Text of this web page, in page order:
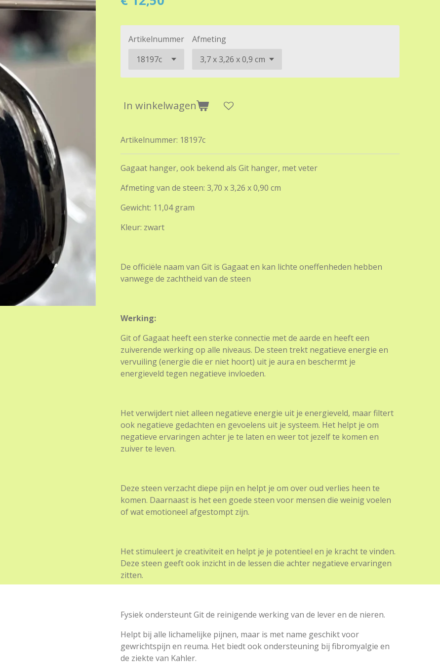
Artikelnummer Afmeting
In winkelwagen
Artikelnummer: 18197c
Gagaat hanger, ook bekend als Git hanger, met veter
Afmeting van de steen: 3,70 x 3,26 x 0,90 cm
Gewicht: 11,04 gram
Kleur: zwart
De officiële naam van Git is Gagaat en kan lichte oneffenheden hebben
vanwege de zachtheid van de steen
Werking:
Git of Gagaat heeft een sterke connectie met de aarde en heeft een
zuiverende werking op alle niveaus. De steen trekt negatieve energie en
vervuiling (energie die er niet hoort) uit je aura en beschermt je
energieveld tegen negatieve invloeden.
Het verwijdert niet alleen negatieve energie uit je energieveld, maar filtert
ook negatieve gedachten en gevoelens uit je systeem. Het helpt je om
negatieve ervaringen achter je te laten en weer tot jezelf te komen en
zuiver te leven.
Deze steen verzacht diepe pijn en helpt je om over oud verlies heen te
komen. Daarnaast is het een goede steen voor mensen die weinig voelen
of wat emotioneel afgestompt zijn.
Het stimuleert je creativiteit en helpt je je potentieel en je kracht te vinden.
Deze steen geeft ook inzicht in de lessen die achter negatieve ervaringen
zitten.
Fysiek ondersteunt Git de reinigende werking van de lever en de nieren.
Helpt bij alle lichamelijke pijnen, maar is met name geschikt voor
gewrichtspijn en reuma. Het biedt ook ondersteuning bij fibromyalgie en
de ziekte van Kahler.